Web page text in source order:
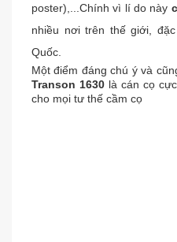
poster),...Chính vì lí do này
nhiều nơi trên thế giới,
Quốc.
Một điểm đáng chú ý và
Transon 1630 là cán cọ
cho mọi tư thế cầm cọ